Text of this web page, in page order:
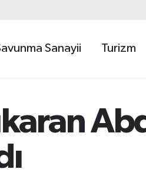
Sanayii Turizm